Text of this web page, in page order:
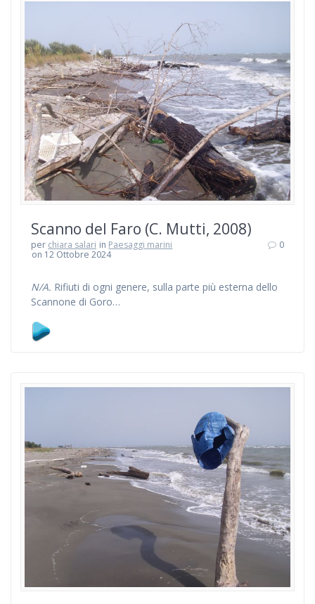
Scanno del Faro (C. Mutti, 2008)
per chiara salari in Paesaggi marini
on 12 Ottobre 2024
0
N/A. Rifiuti di ogni genere, sulla parte più esterna dello
Scannone di Goro…